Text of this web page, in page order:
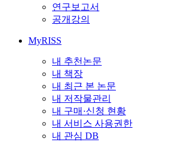
연구보고서
공개강의
MyRISS
내 추천논문
내 책장
내 최근 본 논문
내 저작물관리
내 구매·신청 현황
내 서비스 사용권한
내 관심 DB